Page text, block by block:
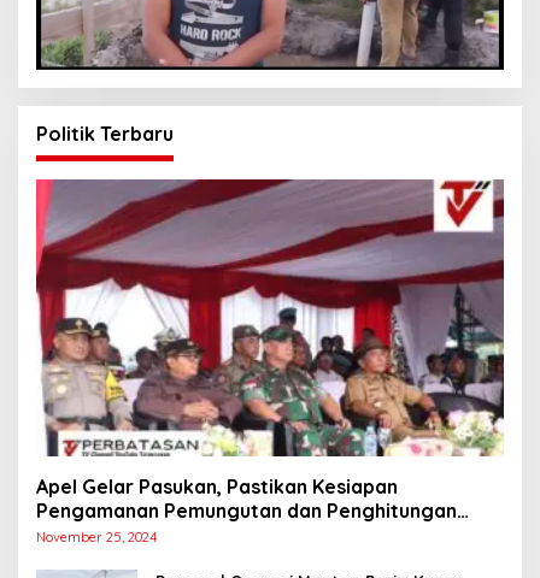
Politik Terbaru
Apel Gelar Pasukan, Pastikan Kesiapan
Pengamanan Pemungutan dan Penghitungan
Suara
November 25, 2024